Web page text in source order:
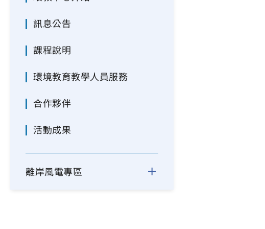
訊息公告
課程說明
環境教育教學人員服務
合作夥伴
活動成果
離岸風電專區